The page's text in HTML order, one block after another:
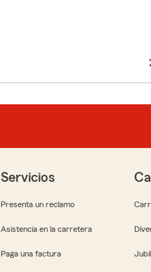
Servicios
Presenta un reclamo
Asistencia en la carretera
Paga una factura